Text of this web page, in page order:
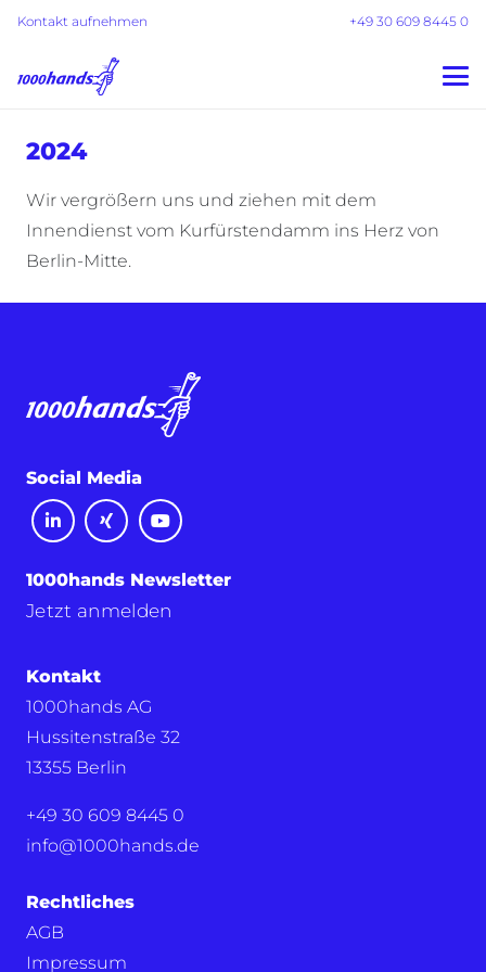
Kontakt aufnehmen +49 30 609 8445 0
2024
Wir vergrößern uns und ziehen mit dem
Innendienst vom Kurfürstendamm ins Herz von
Berlin-Mitte.
Social Media
1000hands Newsletter
Jetzt anmelden
Kontakt
1000hands AG
Hussitenstraße 32
13355 Berlin
+49 30 609 8445 0
info@1000hands.de
Rechtliches
AGB
Impressum